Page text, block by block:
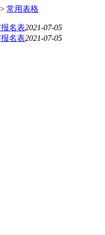
> 常用表格
名表2021-07-05
名表2021-07-05